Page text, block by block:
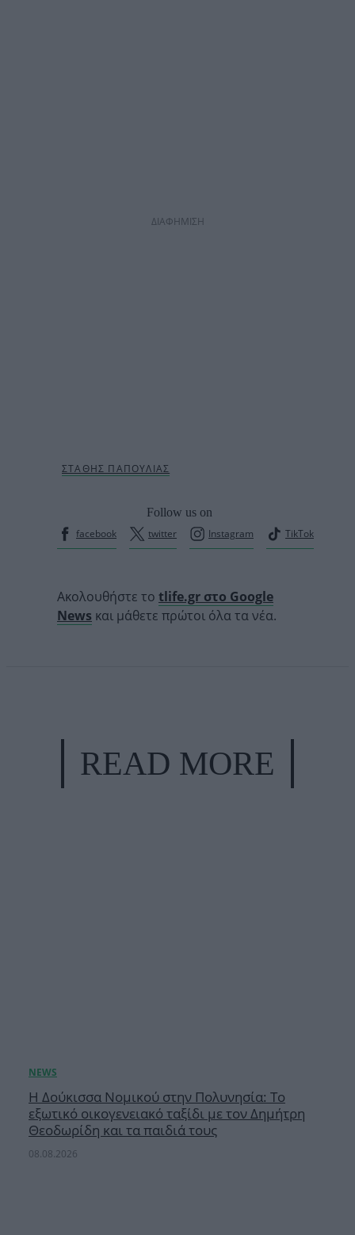
ΔΙΑΦΗΜΙΣΗ
Follow us on
facebook
twitter Instagram TikTok
Ακολουθήστε το tlife.gr στο Google
News και μάθετε πρώτοι όλα τα νέα.
READ MORE
Η Δούκισσα Νομικού στην Πολυνησία: Το
εξωτικό οικογενειακό ταξίδι με τον Δημήτρη
Θεοδωρίδη και τα παιδιά τους
08.08.2026